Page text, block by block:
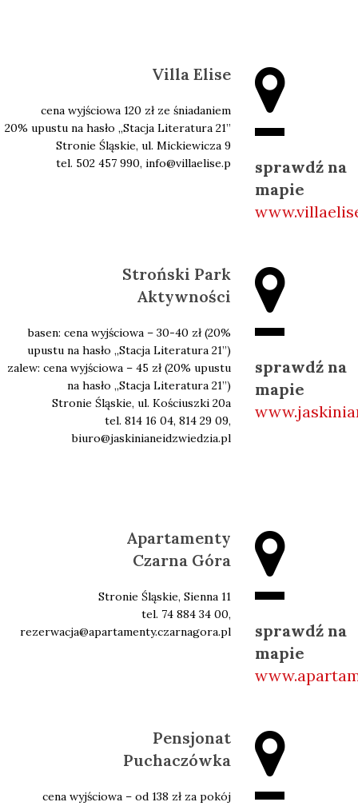
Villa Elise
cena wyjściowa 120 zł ze śniadaniem
20% upustu na hasło ,,Stacja Literatura 21”
Stronie Śląskie, ul. Mickiewicza 9
tel. 502 457 990, info@villaelise.p
sprawdź na
mapie
Stroński Park
Aktywności
basen: cena wyjściowa – 30-40 zł (20%
upustu na hasło ,,Stacja Literatura 21’’)
zalew: cena wyjściowa – 45 zł (20% upustu
na hasło ,,Stacja Literatura 21’’)
Stronie Śląskie, ul. Kościuszki 20a
tel. 814 16 04, 814 29 09,
biuro@jaskinianeidzwiedzia.pl
sprawdź na
mapie
Apartamenty
Czarna Góra
Stronie Śląskie, Sienna 11
tel. 74 884 34 00,
rezerwacja@apartamenty.czarnagora.pl
sprawdź na
mapie
Pensjonat
Puchaczówka
cena wyjściowa – od 138 zł za pokój